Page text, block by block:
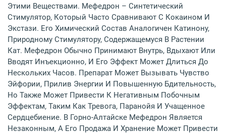
Этими Веществами. Мефедрон – Синтетический
Стимулятор, Который Часто Сравнивают С Кокаином И
Экстази. Его Химический Состав Аналогичен Катинону,
Природному Стимулятору, Содержащемуся В Растении
Кат. Мефедрон Обычно Принимают Внутрь, Вдыхают Или
Вводят Инъекционно, И Его Эффект Может Длиться До
Нескольких Часов. Препарат Может Вызывать Чувство
Эйфории, Прилив Энергии И Повышенную Бдительность,
Но Также Может Привести К Негативным Побочным
Эффектам, Таким Как Тревога, Паранойя И Учащенное
Сердцебиение. В Горно-Алтайске Мефедрон Является
Незаконным, А Его Продажа И Хранение Может Привести